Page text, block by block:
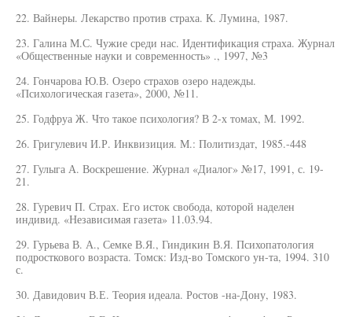
22. Вайнеры. Лекарство против страха. К. Лумина, 1987.
23. Галина М.С. Чужие среди нас. Идентификация страха. Журнал
«Общественные науки и современность» ., 1997, №3
24. Гончарова Ю.В. Озеро страхов озеро надежды.
«Психологическая газета», 2000, №11.
25. Годфруа Ж. Что такое психология? В 2-х томах, М. 1992.
26. Григулевич И.Р. Инквизиция. М.: Политиздат, 1985.-448
27. Гулыга А. Воскрешение. Журнал «Диалог» №17, 1991, с. 19-
21.
28. Гуревич П. Страх. Его исток свобода, которой наделен
индивид. «Независимая газета» 11.03.94.
29. Гурьева В. А., Семке В.Я., Гиндикин В.Я. Психопатология
подросткового возраста. Томск: Изд-во Томского ун-та, 1994. 310
с.
30. Давидович В.Е. Теория идеала. Ростов -на-Дону, 1983.